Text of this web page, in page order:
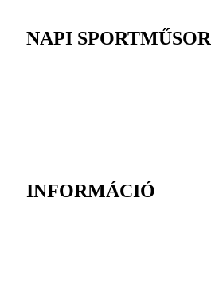
NAPI SPORTMŰSOR
INFORMÁCIÓ